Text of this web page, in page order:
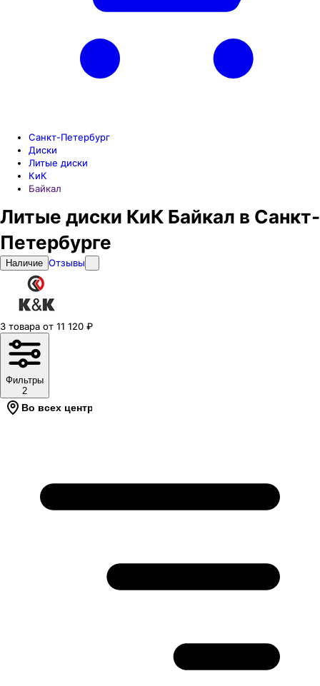
Санкт-Петербург
Диски
Литые диски
КиК
Байкал
Литые диски КиК Байкал в Санкт-
Петербурге
Наличие Отзывы
3 товара от 11 120 ₽
Фильтры
2
Во всех центрах